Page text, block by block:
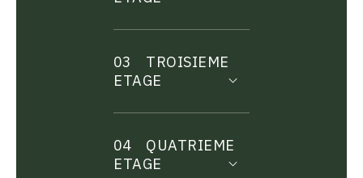
03
TROISIEME
ETAGE
04
QUATRIEME
ETAGE